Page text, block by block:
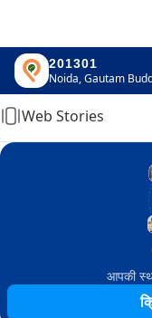
201301
Home
Web Stories
आपकी